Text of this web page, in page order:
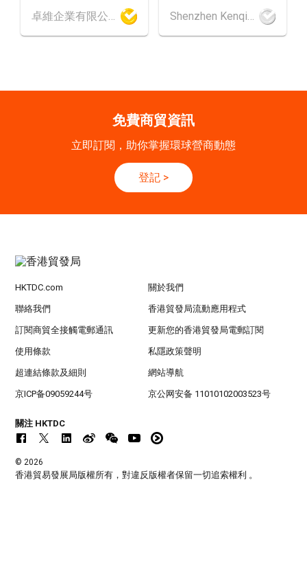
SEP
20.09.2026 - 24.09.2026
運輸物流學會國際會議 2026
13.10.2026 - 16.10.2026
國際電子組件及生產技術展 2026 (香港會議展
覽中心)
13.10.2026 - 16.10.2026
香港貿發局香港秋季電子產品展 2026 (香港會
卓維企業有限公司 Shenzhen Kenqing Technology Co., Ltd.
免費商貿資訊
立即訂閱，助你掌握環球營商動態
登記 >
HKTDC.com 關於我們
聯絡我們 香港貿發局流動應用程式
訂閱商貿全接觸電郵通訊 更新您的香港貿發局電郵訂閱
使用條款 私隱政策聲明
超連結條款及細則 網站導航
京ICP备09059244号 京公网安备 11010102003523号
關注 HKTDC
© 2026
香港貿易發展局版權所有，對違反版權者保留一切追索權利 。